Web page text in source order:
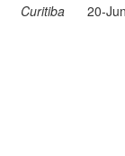
Curitiba 20-